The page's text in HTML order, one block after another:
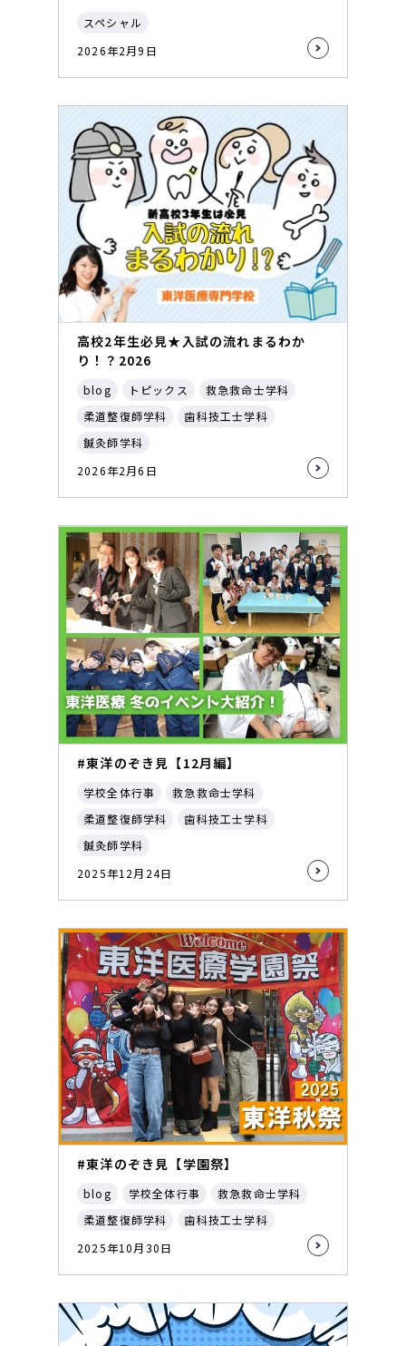
スペシャル
2026年2月9日
高校2年生必見★入試の流れまるわか
り！？2026
blog トピックス
救急救命士学科
柔道整復師学科
歯科技工士学科
鍼灸師学科
2026年2月6日
#東洋のぞき見【12月編】
学校全体行事
救急救命士学科
柔道整復師学科
歯科技工士学科
鍼灸師学科
2025年12月24日
#東洋のぞき見【学園祭】
blog 学校全体行事
救急救命士学科
柔道整復師学科
歯科技工士学科
2025年10月30日